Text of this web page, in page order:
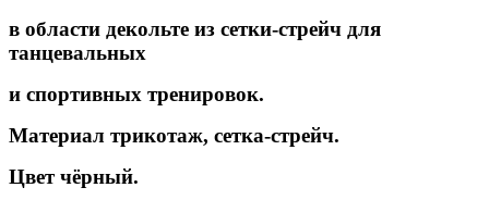
в области декольте из сетки-стрейч для
танцевальных
и спортивных тренировок.
Материал трикотаж, сетка-стрейч.
Цвет чёрный.